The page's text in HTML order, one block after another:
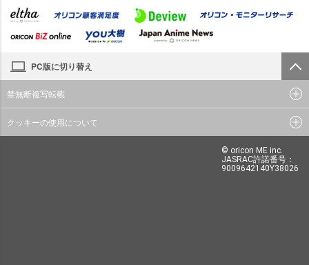
PC版に切り替え
禁無断複写転載
クッキーの使用について
© oricon ME inc.
JASRAC許諾番号：
9009642140Y38026